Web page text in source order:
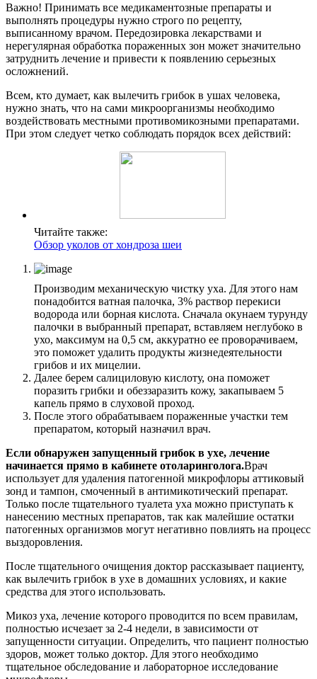
Важно! Принимать все медикаментозные препараты и
выполнять процедуры нужно строго по рецепту,
выписанному врачом. Передозировка лекарствами и
нерегулярная обработка пораженных зон может значительно
затруднить лечение и привести к появлению серьезных
осложнений.
Всем, кто думает, как вылечить грибок в ушах человека,
нужно знать, что на сами микроорганизмы необходимо
воздействовать местными противомикозными препаратами.
При этом следует четко соблюдать порядок всех действий:
Читайте также:
Обзор уколов от хондроза шеи
Производим механическую чистку уха. Для этого нам
понадобится ватная палочка, 3% раствор перекиси
водорода или борная кислота. Сначала окунаем турунду
палочки в выбранный препарат, вставляем неглубоко в
ухо, максимум на 0,5 см, аккуратно ее проворачиваем,
это поможет удалить продукты жизнедеятельности
грибов и их мицелии.
Далее берем салициловую кислоту, она поможет
поразить грибки и обеззаразить кожу, закапываем 5
капель прямо в слуховой проход.
После этого обрабатываем пораженные участки тем
препаратом, который назначил врач.
Если обнаружен запущенный грибок в ухе, лечение
начинается прямо в кабинете отоларинголога.Врач
использует для удаления патогенной микрофлоры аттиковый
зонд и тампон, смоченный в антимикотический препарат.
Только после тщательного туалета уха можно приступать к
нанесению местных препаратов, так как малейшие остатки
патогенных организмов могут негативно повлиять на процесс
выздоровления.
После тщательного очищения доктор рассказывает пациенту,
как вылечить грибок в ухе в домашних условиях, и какие
средства для этого использовать.
Микоз уха, лечение которого проводится по всем правилам,
полностью исчезает за 2-4 недели, в зависимости от
запущенности ситуации. Определить, что пациент полностью
здоров, может только доктор. Для этого необходимо
тщательное обследование и лабораторное исследование